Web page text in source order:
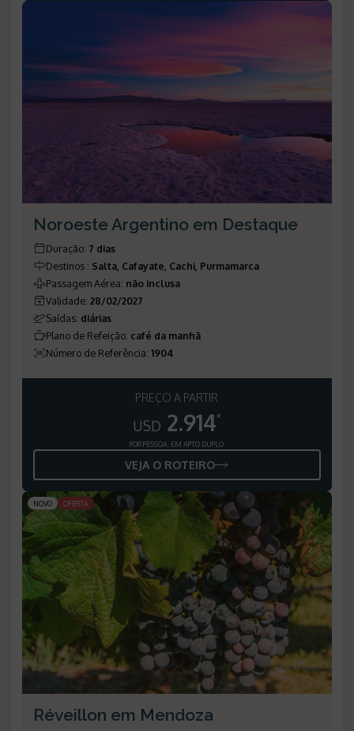
Noroeste Argentino em Destaque
Duração: 7 dias
Destinos : Salta, Cafayate, Cachi, Purmamarca
Passagem Aérea: não inclusa
Validade: 28/02/2027
Saídas: diárias
Plano de Refeição: café da manhã
Número de Referência: 1904
PREÇO A PARTIR
USD 2.914*
POR PESSOA, EM APTO DUPLO
VEJA O ROTEIRO
NOVO OFERTA
Réveillon em Mendoza